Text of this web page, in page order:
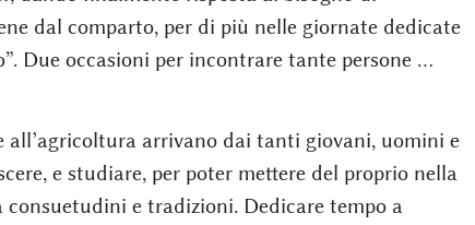
dal comparto, per di più nelle giornate dedicate
Due occasioni per incontrare tante persone …
all’agricoltura arrivano dai tanti giovani, uomini e
e studiare, per poter mettere del proprio nella
consuetudini e tradizioni. Dedicare tempo a